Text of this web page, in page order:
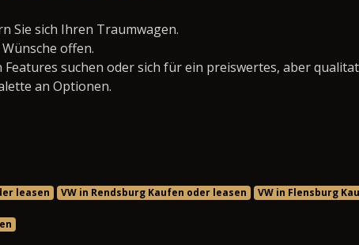
Sie sich Ihren Traumwagen.
offen.
suchen oder sich für ein preiswertes, aber
an Optionen.
leasen VW in Rendsburg Kaufen oder leasen VW in Flensburg